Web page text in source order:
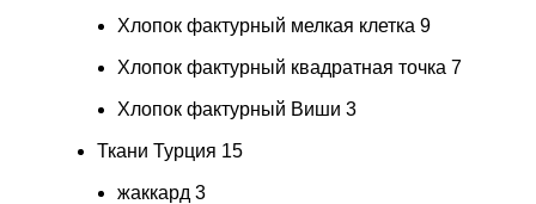
Хлопок фактурный мелкая клетка 9
Хлопок фактурный квадратная точка 7
Хлопок фактурный Виши 3
Ткани Турция 15
жаккард 3